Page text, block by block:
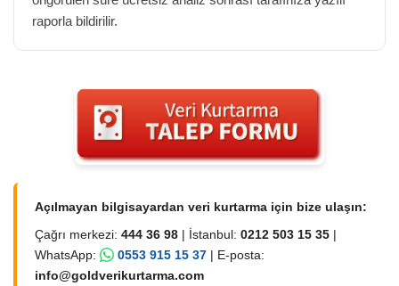
raporla bildirilir.
Açılmayan bilgisayardan veri kurtarma için bize ulaşın:
Çağrı merkezi: 444 36 98 | İstanbul: 0212 503 15 35 |
WhatsApp:
0553 915 15 37 | E-posta:
info@goldverikurtarma.com